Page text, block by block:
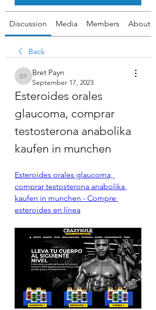
Discussion Media Members About
Back
Bret Payn
Bret Payn
September 17, 2023
Esteroides orales
glaucoma, comprar
testosterona anabolika
kaufen in munchen
Esteroides orales glaucoma,
comprar testosterona anabolika
kaufen in munchen - Compre
esteroides en línea